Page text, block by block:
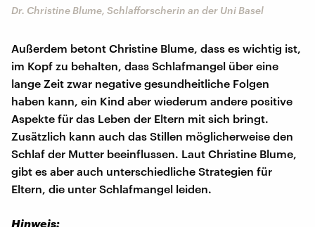
Dr. Christine Blume, Schlafforscherin an der Uni Basel
Außerdem betont Christine Blume, dass es wichtig ist,
im Kopf zu behalten, dass Schlafmangel über eine
lange Zeit zwar negative gesundheitliche Folgen
haben kann, ein Kind aber wiederum andere positive
Aspekte für das Leben der Eltern mit sich bringt.
Zusätzlich kann auch das Stillen möglicherweise den
Schlaf der Mutter beeinflussen. Laut Christine Blume,
gibt es aber auch unterschiedliche Strategien für
Eltern, die unter Schlafmangel leiden.
Hinweis: